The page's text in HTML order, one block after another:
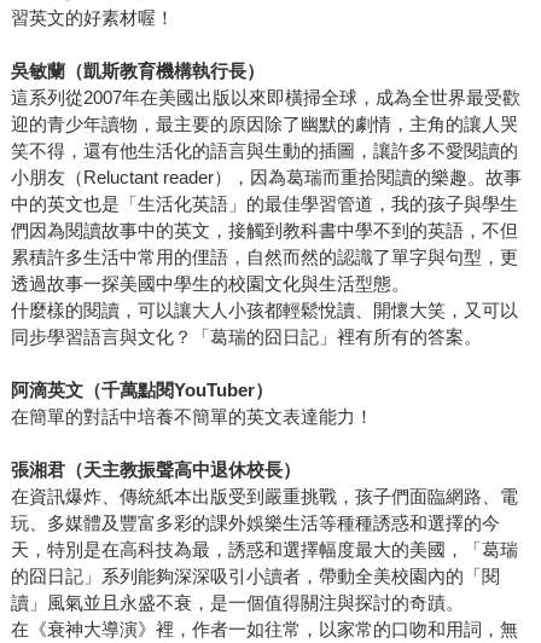
習英文的好素材喔！
吳敏蘭（凱斯教育機構執行長）
這系列從2007年在美國出版以來即橫掃全球，成為全世界最受歡
迎的青少年讀物，最主要的原因除了幽默的劇情，主角的讓人哭
笑不得，還有他生活化的語言與生動的插圖，讓許多不愛閱讀的
小朋友（Reluctant reader），因為葛瑞而重拾閱讀的樂趣。故事
中的英文也是「生活化英語」的最佳學習管道，我的孩子與學生
們因為閱讀故事中的英文，接觸到教科書中學不到的英語，不但
累積許多生活中常用的俚語，自然而然的認識了單字與句型，更
透過故事一探美國中學生的校園文化與生活型態。
什麼樣的閱讀，可以讓大人小孩都輕鬆悅讀、開懷大笑，又可以
同步學習語言與文化？「葛瑞的囧日記」裡有所有的答案。
阿滴英文（千萬點閱YouTuber）
在簡單的對話中培養不簡單的英文表達能力！
張湘君（天主教振聲高中退休校長）
在資訊爆炸、傳統紙本出版受到嚴重挑戰，孩子們面臨網路、電
玩、多媒體及豐富多彩的課外娛樂生活等種種誘惑和選擇的今
天，特別是在高科技為最，誘惑和選擇幅度最大的美國，「葛瑞
的囧日記」系列能夠深深吸引小讀者，帶動全美校園內的「閱
讀」風氣並且永盛不衰，是一個值得關注與探討的奇蹟。
在《衰神大導演》裡，作者一如往常，以家常的口吻和用詞，無